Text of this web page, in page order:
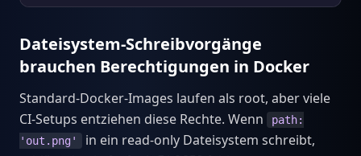
Dateisystem-Schreibvorgänge
brauchen Berechtigungen in Docker
Standard-Docker-Images laufen als root, aber viele
CI-Setups entziehen diese Rechte. Wenn
path:
'out.png'
in ein read-only Dateisystem schreibt,